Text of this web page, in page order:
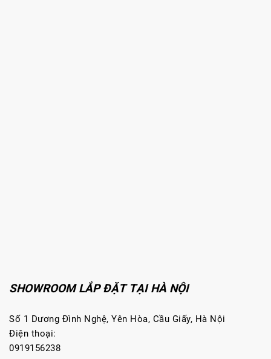
SHOWROOM LẮP ĐẶT TẠI HÀ NỘI
Số 1 Dương Đình Nghệ, Yên Hòa, Cầu Giấy, Hà Nội
Điện thoại:
0919156238